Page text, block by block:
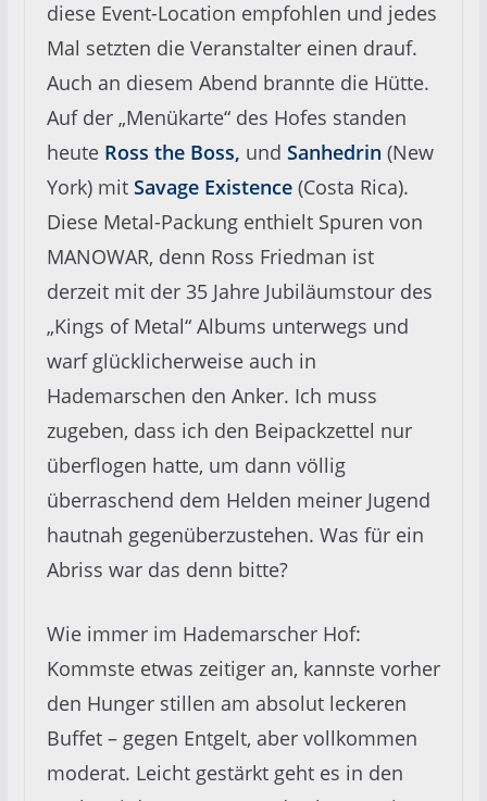
diese Event-Location empfohlen und jedes
Mal setzten die Veranstalter einen drauf.
Auch an diesem Abend brannte die Hütte.
Auf der „Menükarte“ des Hofes standen
heute Ross the Boss, und Sanhedrin (New
York) mit Savage Existence(Costa Rica).
Diese Metal-Packung enthielt Spuren von
MANOWAR, denn Ross Friedman ist
derzeit mit der 35 Jahre Jubiläumstour des
„Kings of Metal“ Albums unterwegs und
warf glücklicherweise auch in
Hademarschen den Anker. Ich muss
zugeben, dass ich den Beipackzettel nur
überflogen hatte, um dann völlig
überraschend dem Helden meiner Jugend
hautnah gegenüberzustehen. Was für ein
Abriss war das denn bitte?
Wie immer im Hademarscher Hof:
Kommste etwas zeitiger an, kannste vorher
den Hunger stillen am absolut leckeren
Buffet – gegen Entgelt, aber vollkommen
moderat. Leicht gestärkt geht es in den